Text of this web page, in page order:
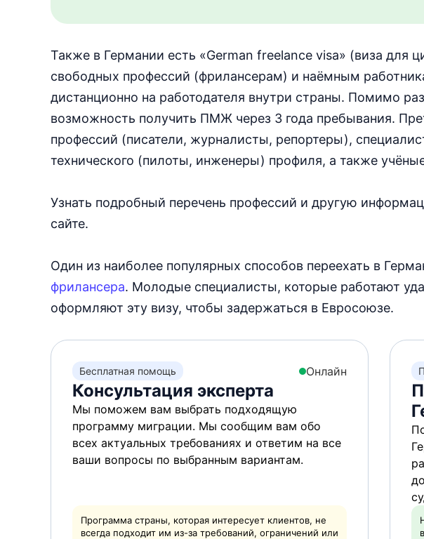
Также в Германии есть «German freelance visa» (виза для
свободных профессий (фрилансерам) и наёмным
дистанционно на работодателя внутри страны. Помимо
возможность получить ПМЖ через 3 года пребывания.
профессий (писатели, журналисты, репортеры),
технического (пилоты, инженеры) профиля, а также
Узнать подробный перечень профессий и другую
сайте.
Один из наиболее популярных способов переехать в
фрилансера. Молодые специалисты, которые работают
оформляют эту визу, чтобы задержаться в Евросоюзе.
Бесплатная помощь Онлайн
Консультация эксперта
Мы поможем вам выбрать подходящую
программу миграции. Мы сообщим вам обо
всех актуальных требованиях и ответим на все
ваши вопросы по выбранным вариантам.
Программа страны, которая интересует клиентов, не
всегда подходит им из-за требований, ограничений или